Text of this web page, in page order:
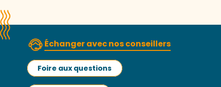
Échanger avec nos conseillers
Foire aux questions